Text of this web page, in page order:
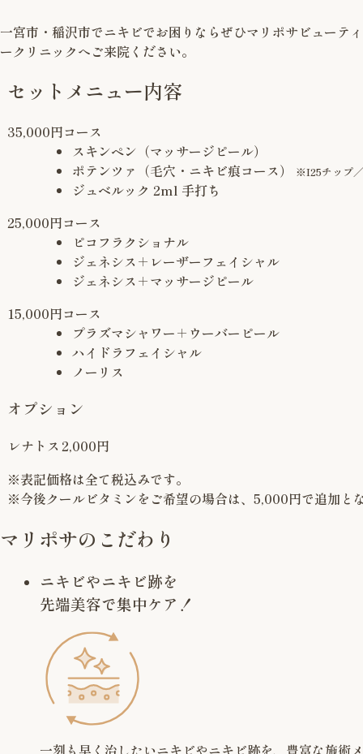
一宮市・稲沢市でニキビでお困りならぜひマリポサビューティ
ークリニックへご来院ください。
セットメニュー内容
35,000円コース
スキンペン（マッサージピール）
ポテンツァ（毛穴・ニキビ痕コース）
※I25チップ
ジュベルック 2ml 手打ち
25,000円コース
ピコフラクショナル
ジェネシス＋レーザーフェイシャル
ジェネシス＋マッサージピール
15,000円コース
プラズマシャワー＋ウーバーピール
ハイドラフェイシャル
ノーリス
オプション
レナトス 2,000円
※表記価格は全て税込みです。
※今後クールビタミンをご希望の場合は、5,000円で追加と
マリポサのこだわり
ニキビやニキビ跡を
先端美容で集中ケア！